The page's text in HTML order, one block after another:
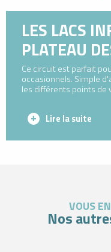
LES LACS
PLATEAU
Ce circuit est parfait
occasionnels. Simple
les différents points de
Lire la suite
VOUS
Nos